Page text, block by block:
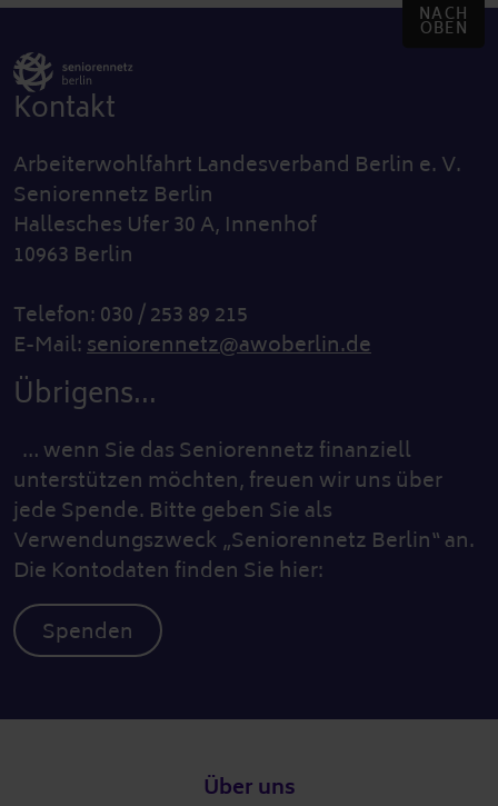
NACH
OBEN
Kontakt
Arbeiterwohlfahrt Landesverband Berlin e. V.
Seniorennetz Berlin
Hallesches Ufer 30 A, Innenhof
10963 Berlin
Telefon: 030 / 253 89 215
E-Mail:seniorennetz@awoberlin.de
Übrigens...
… wenn Sie das Seniorennetz finanziell
unterstützen möchten, freuen wir uns über
jede Spende. Bitte geben Sie als
Verwendungszweck „Seniorennetz Berlin“ an.
Die Kontodaten finden Sie hier:
Spenden
Über uns